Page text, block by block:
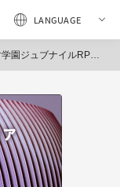
ルRPGの最新作『Caligula2』